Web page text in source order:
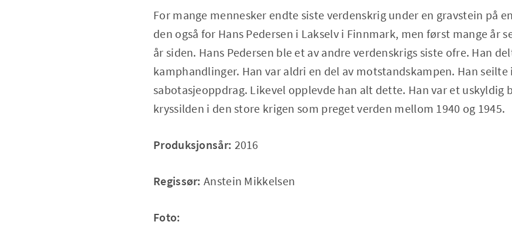
For mange mennesker endte siste verdenskrig under en gravstein på
den også for Hans Pedersen i Lakselv i Finnmark, men først mange år
år siden. Hans Pedersen ble et av andre verdenskrigs siste ofre. Han
kamphandlinger. Han var aldri en del av motstandskampen. Han
sabotasjeoppdrag. Likevel opplevde han alt dette. Han var et uskyldig
kryssilden i den store krigen som preget verden mellom 1940 og 1945.
Produksjonsår: 2016
Regissør: Anstein Mikkelsen
Foto: